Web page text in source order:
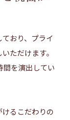
おり、プライ
ただけます。
間を演出してい
るこだわりの